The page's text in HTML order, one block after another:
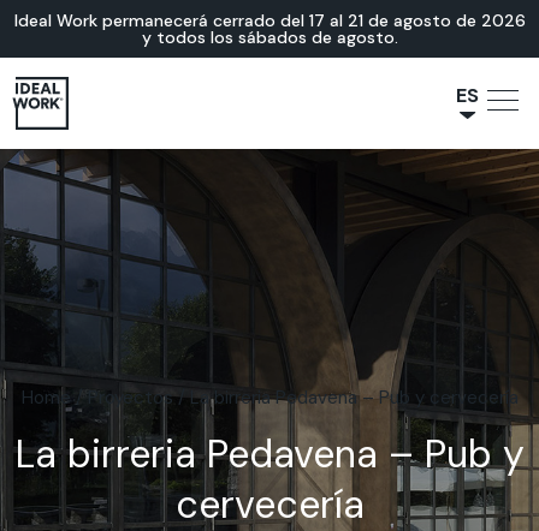
Ideal Work permanecerá cerrado del 17 al 21 de agosto de 2026
y todos los sábados de agosto.
ES
JA
Home / Proyectos/La birreria Pedavena – Pub y cervecería
La birreria Pedavena – Pub y
cervecería